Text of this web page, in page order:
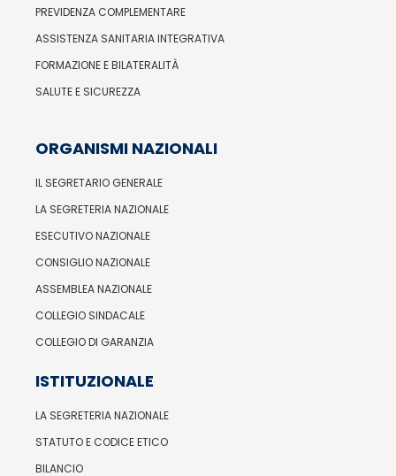
PREVIDENZA COMPLEMENTARE
ASSISTENZA SANITARIA INTEGRATIVA
FORMAZIONE E BILATERALITÀ
SALUTE E SICUREZZA
ORGANISMI NAZIONALI
IL SEGRETARIO GENERALE
LA SEGRETERIA NAZIONALE
ESECUTIVO NAZIONALE
CONSIGLIO NAZIONALE
ASSEMBLEA NAZIONALE
COLLEGIO SINDACALE
COLLEGIO DI GARANZIA
ISTITUZIONALE
LA SEGRETERIA NAZIONALE
STATUTO E CODICE ETICO
BILANCIO